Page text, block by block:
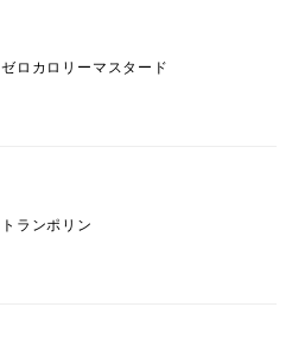
ゼロカロリーマスタード
トランポリン